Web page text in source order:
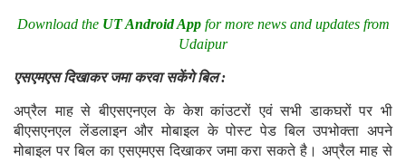
Download the UT Android Appfor more news and updates from
Udaipur
एसएमएस दिखाकर जमा करवा सकेंगे बिल :
अप्रैल माह से बीएसएनएल के केश कांउटरों एवं सभी डाकघरों पर भी
बीएसएनएल लेंडलाइन और मोबाइल के पोस्ट पेड बिल उपभोक्ता अपने
मोबाइल पर बिल का एसएमएस दिखाकर जमा करा सकते है। अप्रैल माह से